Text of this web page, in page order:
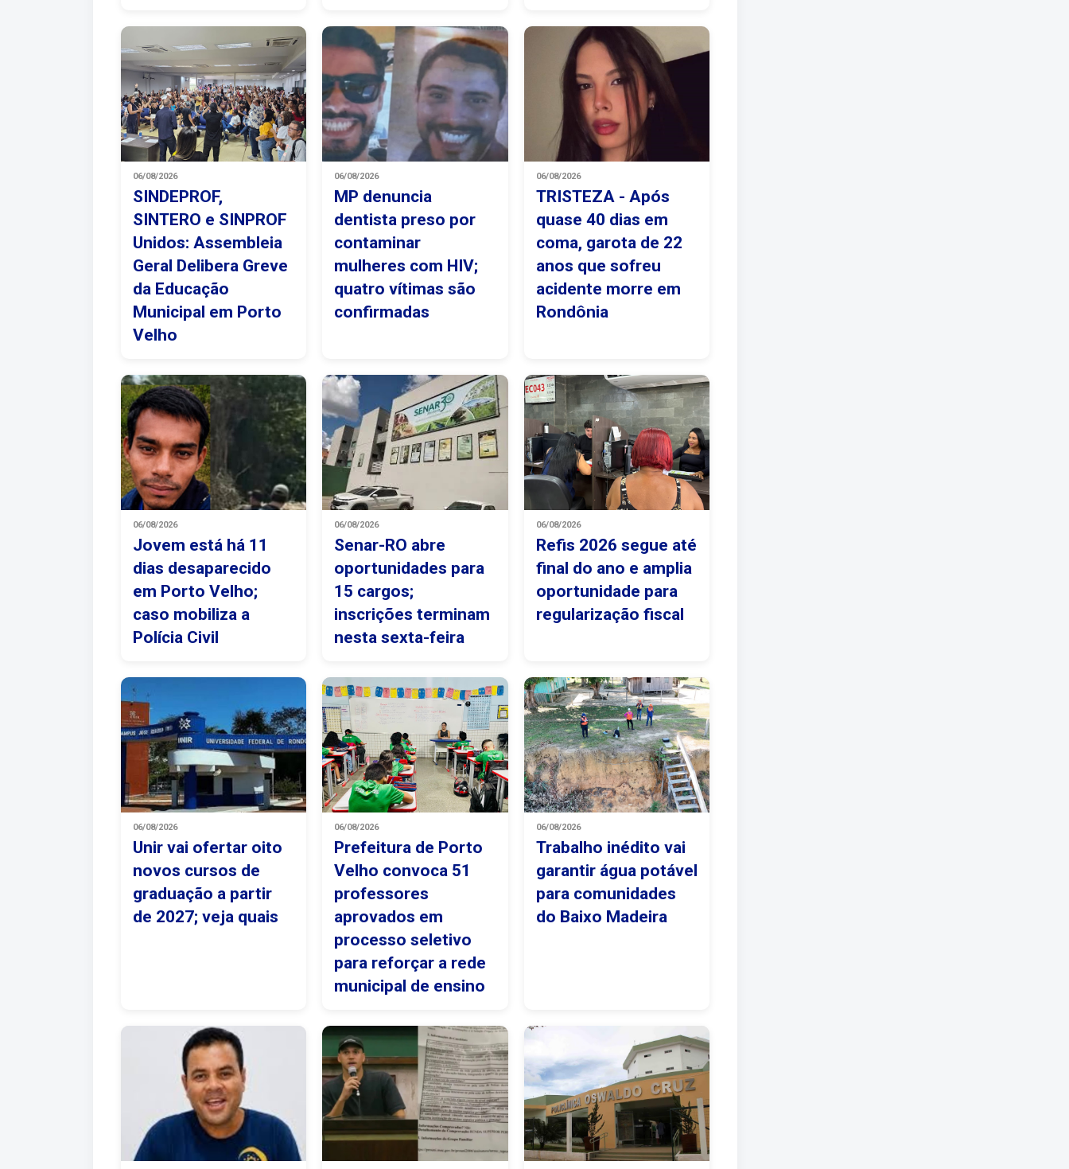
06/08/2026
SINDEPROF,
SINTERO e SINPROF
Unidos: Assembleia
Geral Delibera Greve
da Educação
Municipal em Porto
Velho
06/08/2026
MP denuncia
dentista preso por
contaminar
mulheres com HIV;
quatro vítimas são
confirmadas
06/08/2026
TRISTEZA - Após
quase 40 dias em
coma, garota de 22
anos que sofreu
acidente morre em
Rondônia
06/08/2026
Jovem está há 11
dias desaparecido
em Porto Velho;
caso mobiliza a
Polícia Civil
06/08/2026
Senar-RO abre
oportunidades para
15 cargos;
inscrições terminam
nesta sexta-feira
06/08/2026
Refis 2026 segue até
final do ano e amplia
oportunidade para
regularização fiscal
06/08/2026
Unir vai ofertar oito
novos cursos de
graduação a partir
de 2027; veja quais
06/08/2026
Prefeitura de Porto
Velho convoca 51
professores
aprovados em
processo seletivo
para reforçar a rede
municipal de ensino
06/08/2026
Trabalho inédito vai
garantir água potável
para comunidades
do Baixo Madeira